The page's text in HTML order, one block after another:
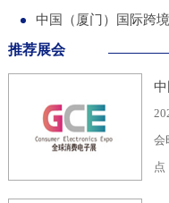
中国（厦门）国际跨
推荐展会
会